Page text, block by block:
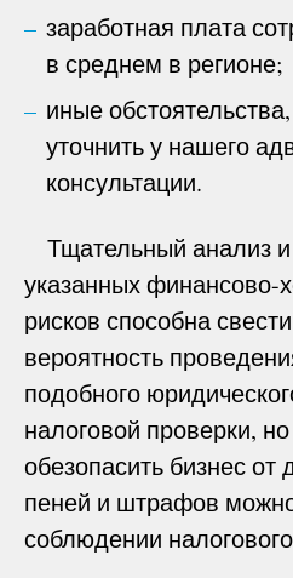
заработная плата
в среднем в регионе;
иные
уточнить у нашего
консультации.
Тщательный анализ
указанных финансово-
рисков способна
вероятность
подобного
налоговой проверки,
обезопасить бизнес от
пеней и штрафов
соблюдении